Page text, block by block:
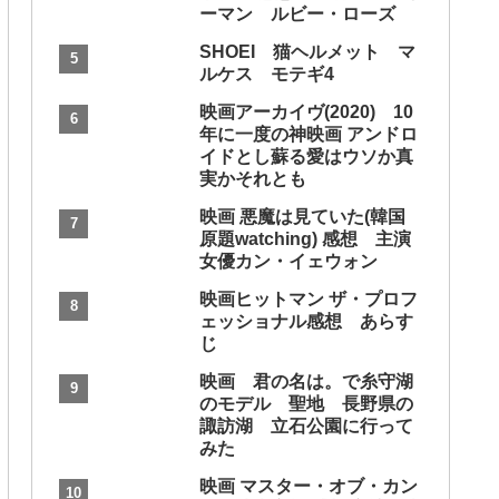
ーマン ルビー・ローズ
SHOEI 猫ヘルメット マ
ルケス モテギ4
映画アーカイヴ(2020) 10
年に一度の神映画 アンドロ
イドとし蘇る愛はウソか真
実かそれとも
映画 悪魔は見ていた(韓国
原題watching) 感想 主演
女優カン・イェウォン
映画ヒットマン ザ・プロフ
ェッショナル感想 あらす
じ
映画 君の名は。で糸守湖
のモデル 聖地 長野県の
諏訪湖 立石公園に行って
みた
映画 マスター・オブ・カン